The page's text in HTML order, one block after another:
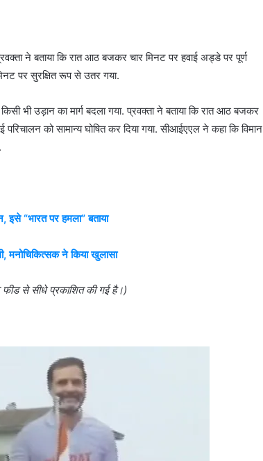
ने बताया कि रात आठ बजकर चार मिनट पर हवाई अड्डे पर पूर्ण
पर सुरक्षित रूप से उतर गया.
भी उड़ान का मार्ग बदला गया. प्रवक्ता ने बताया कि रात आठ बजकर
को सामान्य घोषित कर दिया गया. सीआईएएल ने कहा कि विमान
“भारत पर हमला” बताया
मनोचिकित्सक ने किया खुलासा
फीड से सीधे प्रकाशित की गई है।)